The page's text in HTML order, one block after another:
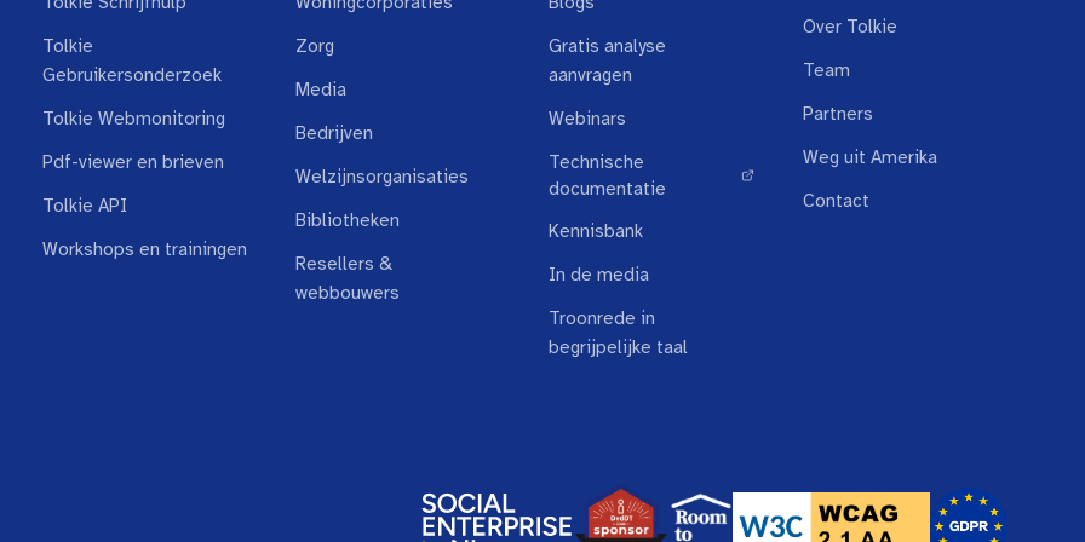
Tolkie
Gebruikersonderzoek
Tolkie Webmonitoring
Pdf-viewer en brieven
Tolkie API
Workshops en trainingen
Zorg
Media
Bedrijven
Welzijnsorganisaties
Bibliotheken
Resellers &
webbouwers
Gratis analyse
aanvragen
Webinars
Technische
documentatie
↗ extern
Kennisbank
In de media
Troonrede in
begrijpelijke taal
Over Tolkie
Team
Partners
Weg uit Amerika
Contact